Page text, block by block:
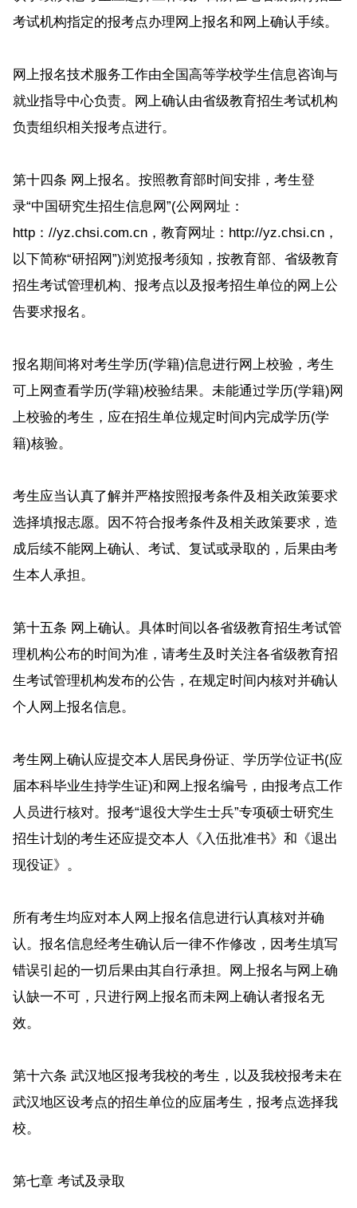
考试机构指定的报考点办理网上报名和网上确认手续。
网上报名技术服务工作由全国高等学校学生信息咨询与
就业指导中心负责。网上确认由省级教育招生考试机构
负责组织相关报考点进行。
第十四条 网上报名。按照教育部时间安排，考生登
录“中国研究生招生信息网”(公网网址：
http：//yz.chsi.com.cn，教育网址：http://yz.chsi.cn，
以下简称“研招网”)浏览报考须知，按教育部、省级教育
招生考试管理机构、报考点以及报考招生单位的网上公
告要求报名。
报名期间将对考生学历(学籍)信息进行网上校验，考生
可上网查看学历(学籍)校验结果。未能通过学历(学籍)网
上校验的考生，应在招生单位规定时间内完成学历(学
籍)核验。
考生应当认真了解并严格按照报考条件及相关政策要求
选择填报志愿。因不符合报考条件及相关政策要求，造
成后续不能网上确认、考试、复试或录取的，后果由考
生本人承担。
第十五条 网上确认。具体时间以各省级教育招生考试管
理机构公布的时间为准，请考生及时关注各省级教育招
生考试管理机构发布的公告，在规定时间内核对并确认
个人网上报名信息。
考生网上确认应提交本人居民身份证、学历学位证书(应
届本科毕业生持学生证)和网上报名编号，由报考点工作
人员进行核对。报考“退役大学生士兵”专项硕士研究生
招生计划的考生还应提交本人《入伍批准书》和《退出
现役证》。
所有考生均应对本人网上报名信息进行认真核对并确
认。报名信息经考生确认后一律不作修改，因考生填写
错误引起的一切后果由其自行承担。网上报名与网上确
认缺一不可，只进行网上报名而未网上确认者报名无
效。
第十六条 武汉地区报考我校的考生，以及我校报考未在
武汉地区设考点的招生单位的应届考生，报考点选择我
校。
第七章 考试及录取